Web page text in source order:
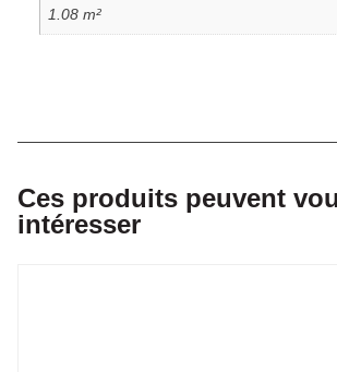
1.08 m²
Ces produits peuvent
intéresser